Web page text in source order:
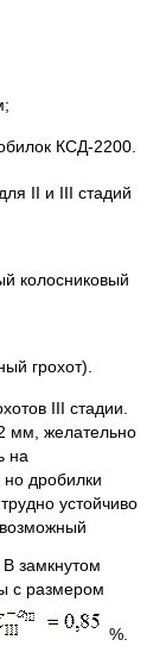
КСД-2200.
II и III стадий
колосниковый
грохот).
III стадии.
мм, желательно
на
дробилки
устойчиво
возможный
замкнутом
с размером
%.